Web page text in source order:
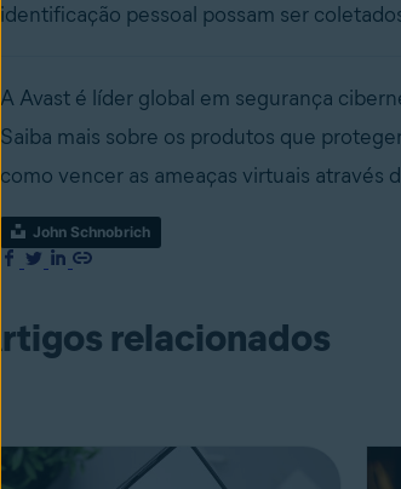
identificação pessoal possam ser
A Avast é líder global em segurança
Saiba mais sobre os produtos que
como vencer as ameaças virtuais através
John Schnobrich
relacionados